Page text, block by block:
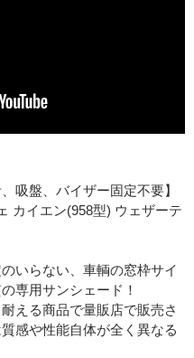
吸盤、バイザー固定不要】
カイエン(958型) ウェザーテ
いらない、車輌の窓枠サイ
専用サンシェード！
える商品で量販店で販売さ
感や性能自体が全く異なる